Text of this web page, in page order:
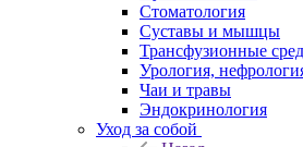
Стоматология
Суставы и мышцы
Трансфузионные
Урология,
Чаи и травы
Эндокринология
Уход за собой